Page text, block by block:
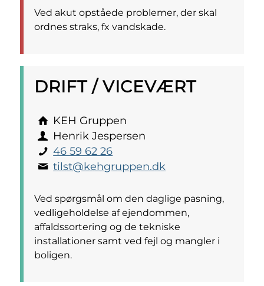
Ved akut opståede problemer, der skal
ordnes straks, fx vandskade.
DRIFT / VICEVÆRT
KEH Gruppen
Henrik Jespersen
46 59 62 26
tilst@kehgruppen.dk
Ved spørgsmål om den daglige pasning,
vedligeholdelse af ejendommen,
affaldssortering og de tekniske
installationer samt ved fejl og mangler i
boligen.